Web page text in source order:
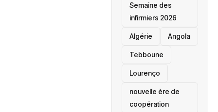
Semaine des
infirmiers 2026
‎Algérie Angola
Tebboune
Lourenço
nouvelle ère de
coopération